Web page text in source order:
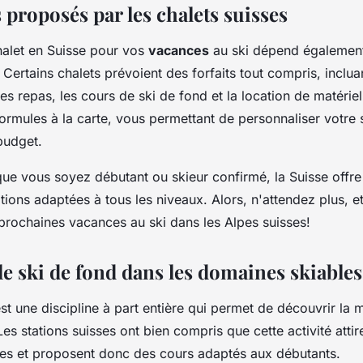
par les chalets suisses
en Suisse pour vos vacances au ski dépend
chalets prévoient des forfaits tout compris,
repas, les cours de ski de fond et la location de
à la carte, vous permettant de personnaliser votre
vous soyez débutant ou skieur confirmé, la Suisse
adaptées à tous les niveaux. Alors, n'attendez plus,
vacances au ski dans les Alpes suisses!
ski de fond dans les domaines
une discipline à part entière qui permet de découvrir la
stations suisses ont bien compris que cette activité
et proposent donc des cours adaptés aux débutants.